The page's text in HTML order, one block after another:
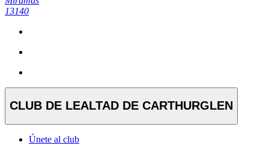
13140
CLUB DE LEALTAD DE CARTHURGLEN
Únete al club